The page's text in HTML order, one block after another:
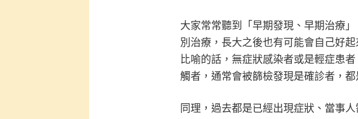
大家常常聽到「早期發現、早期治療
別治療，長大之後也有可能會自己好
比喻的話，無症狀感染者或是輕症患
觸者，通常會被篩檢發現是確診者，
同理，過去都是已經出現症狀、當事